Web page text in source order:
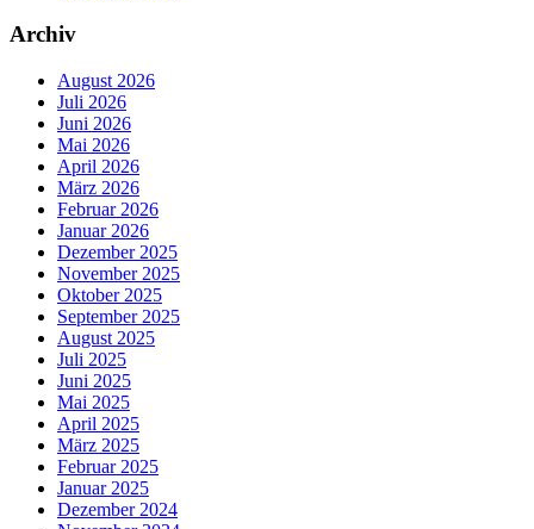
Archiv
August 2026
Juli 2026
Juni 2026
Mai 2026
April 2026
März 2026
Februar 2026
Januar 2026
Dezember 2025
November 2025
Oktober 2025
September 2025
August 2025
Juli 2025
Juni 2025
Mai 2025
April 2025
März 2025
Februar 2025
Januar 2025
Dezember 2024